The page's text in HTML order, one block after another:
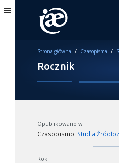
Strona główna / Czasopisma /
Rocznik
Opublikowano w
Czasopismo: Studia
Rok